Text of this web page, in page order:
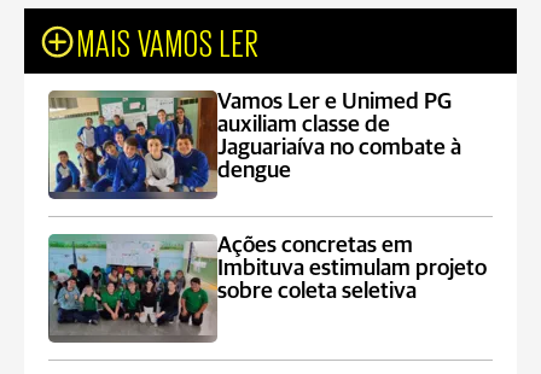
MAIS VAMOS LER
Vamos Ler e Unimed PG
auxiliam classe de
Jaguariaíva no combate à
dengue
Ações concretas em
Imbituva estimulam projeto
sobre coleta seletiva